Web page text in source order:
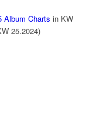
Album Charts in KW
25.2024)